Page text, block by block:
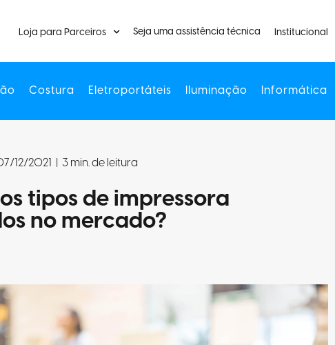
Loja para Parceiros Seja uma assistência técnica Institucional
Costura Eletroportáteis Iluminação Informática
12/2021 | 3 min. de leitura
tipos de impressora
no mercado?